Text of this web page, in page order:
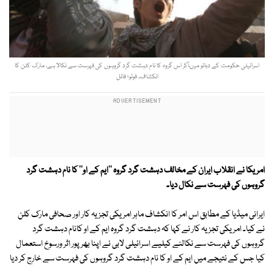
اسرائیلی حکومت کے دبائو میںآکر اس گروہ کا نام دہشت گرد گروہوں کی فہرست سے نکالا ہے، مارک کلن کا
انکشاف۔ فوٹو؛ فائل
امریکا نے انقلاب ایران کے مخالف دہشت گرد گروہ ''ایم کے او'' کا نام دہشت گرد
گروہوں کی فہرست سے نکال دیا۔
ایرانی میڈیا کے مطابق اس امر کا انکشاف ماہر امریکی تجزیہ کار اور صحافی مارک کلن
نے کیا۔ امریکی تجزیہ کار نے کہا کہ دہشت گرد گروہ ایم کے او کانام دہشت گرد
گروہوں کی فہرست سے نکالنے کیلیے اسرائیلی لابی نے اپنا بھرپور اثر ورسوخ استعمال
کیا جس کے نتیجے میں ایم کے او کا نام دہشت گرد گروہوں کی فہرست سے خارج کر دیا